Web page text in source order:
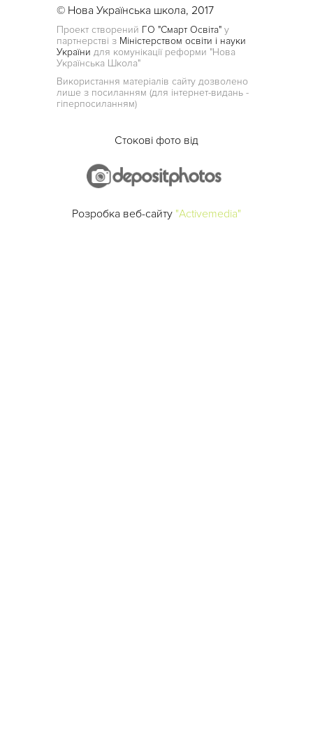
© Нова Українська школа, 2017
Проект створений ГО "Смарт Освіта" у
партнерстві з Міністерством освіти і науки
України для комунікації реформи "Нова
Українська Школа"
Використання матеріалів сайту дозволено
лише з посиланням (для інтернет-видань -
гіперпосиланням)
Стокові фото від
Розробка веб-сайту "Activemedia"